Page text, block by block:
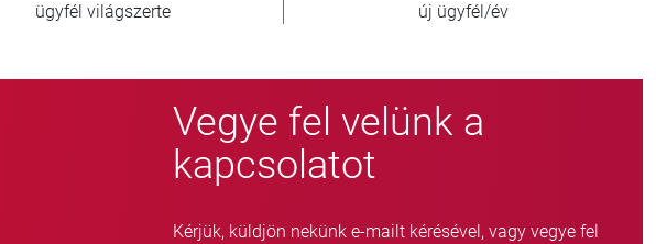
Vegye fel velünk a
kapcsolatot
Kérjük, küldjön nekünk e-mailt kérésével, vagy vegye fel